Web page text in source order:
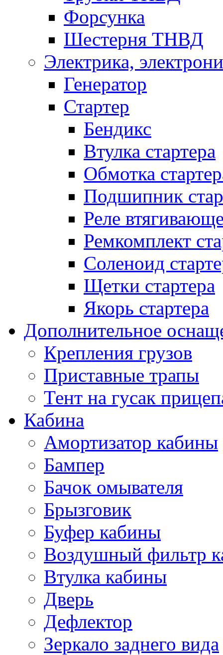
Форсунка
Шестерня ТНВД
Электрика,
Генератор
Стартер
Бендикс
Втулка стартера
Обмотка
Подшипник
Реле
Ремкомплект
Соленоид
Щетки стартера
Якорь стартера
Дополнительное
Крепления грузов
Приставные трапы
Тент на гусак
Кабина
Амортизатор кабины
Бампер
Бачок омывателя
Брызговик
Буфер кабины
Воздушный фильтр
Втулка кабины
Дверь
Дефлектор
Зеркало заднего вида